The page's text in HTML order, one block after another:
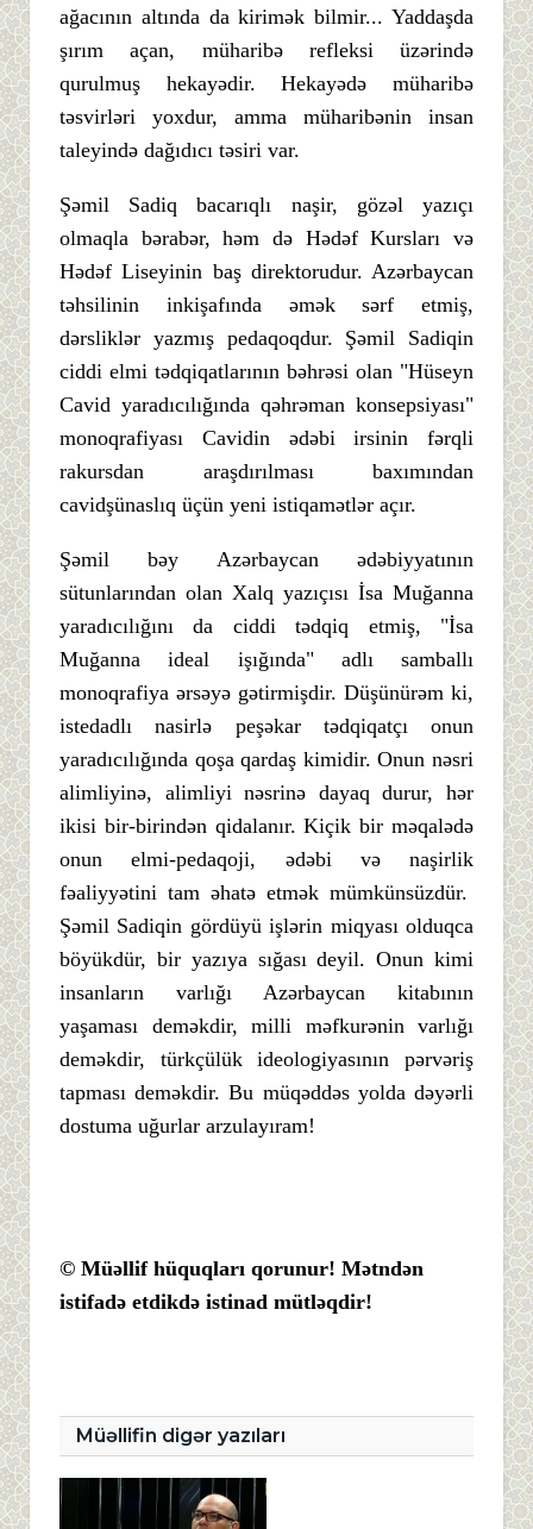
ağacının altında da kirimək bilmir... Yaddaşda
şırım açan, müharibə refleksi üzərində
qurulmuş hekayədir. Hekayədə müharibə
təsvirləri yoxdur, amma müharibənin insan
taleyində dağıdıcı təsiri var.
Şəmil Sadiq bacarıqlı naşir, gözəl yazıçı
olmaqla bərabər, həm də Hədəf Kursları və
Hədəf Liseyinin baş direktorudur. Azərbaycan
təhsilinin inkişafında əmək sərf etmiş,
dərsliklər yazmış pedaqoqdur. Şəmil Sadiqin
ciddi elmi tədqiqatlarının bəhrəsi olan "Hüseyn
Cavid yaradıcılığında qəhrəman konsepsiyası"
monoqrafiyası Cavidin ədəbi irsinin fərqli
rakursdan araşdırılması baxımından
cavidşünaslıq üçün yeni istiqamətlər açır.
Şəmil bəy Azərbaycan ədəbiyyatının
sütunlarından olan Xalq yazıçısı İsa Muğanna
yaradıcılığını da ciddi tədqiq etmiş, "İsa
Muğanna ideal işığında" adlı samballı
monoqrafiya ərsəyə gətirmişdir. Düşünürəm ki,
istedadlı nasirlə peşəkar tədqiqatçı onun
yaradıcılığında qoşa qardaş kimidir. Onun nəsri
alimliyinə, alimliyi nəsrinə dayaq durur, hər
ikisi bir-birindən qidalanır. Kiçik bir məqalədə
onun elmi-pedaqoji, ədəbi və naşirlik
fəaliyyətini tam əhatə etmək mümkünsüzdür.
Şəmil Sadiqin gördüyü işlərin miqyası olduqca
böyükdür, bir yazıya sığası deyil. Onun kimi
insanların varlığı Azərbaycan kitabının
yaşaması deməkdir, milli məfkurənin varlığı
deməkdir, türkçülük ideologiyasının pərvəriş
tapması deməkdir. Bu müqəddəs yolda dəyərli
dostuma uğurlar arzulayıram!
© Müəllif hüquqları qorunur! Mətndən
istifadə etdikdə istinad mütləqdir!
Müəllifin digər yazıları